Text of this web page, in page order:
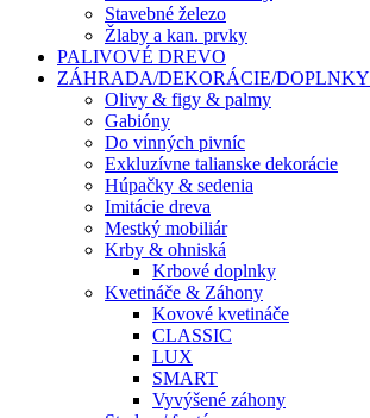
Stavebné železo
Žlaby a kan. prvky
PALIVOVÉ DREVO
ZÁHRADA/DEKORÁCIE/DOPLNKY
Olivy & figy & palmy
Gabióny
Do vinných pivníc
Exkluzívne talianske dekorácie
Húpačky & sedenia
Imitácie dreva
Mestký mobiliár
Krby & ohniská
Krbové doplnky
Kvetináče & Záhony
Kovové kvetináče
CLASSIC
LUX
SMART
Vyvýšené záhony